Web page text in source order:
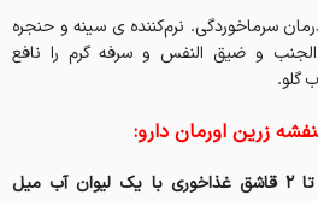
سرماخوردگی. نرم‌کننده ی سینه و حنجره
و ضیق النفس و سرفه گرم را نافع
گلو.
زرین اورمان دارو:
بزرگسالان: هر ۸ ساعت ۱ تا ۲ قاشق غذاخوری با یک لیوان آب میل